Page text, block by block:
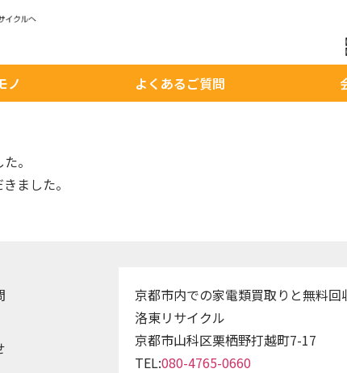
ノ よくあるご質問
。
ました。
京都市内での家電類買取りと無料回
洛東リサイクル
京都市山科区栗栖野打越町7-17
TEL:080-4765-0660